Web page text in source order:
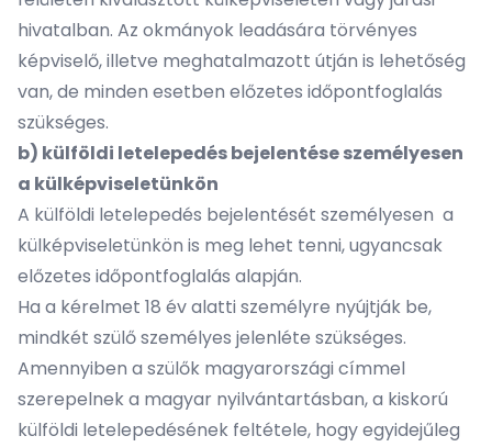
hivatalban. Az okmányok leadására törvényes
képviselő, illetve meghatalmazott útján is lehetőség
van, de minden esetben előzetes időpontfoglalás
szükséges.
b) külföldi letelepedés bejelentése személyesen
a külképviseletünkön
A külföldi letelepedés bejelentését személyesen a
külképviseletünkön is meg lehet tenni, ugyancsak
előzetes időpontfoglalás alapján.
Ha a kérelmet 18 év alatti személyre nyújtják be,
mindkét szülő személyes jelenléte szükséges.
Amennyiben a szülők magyarországi címmel
szerepelnek a magyar nyilvántartásban, a kiskorú
külföldi letelepedésének feltétele, hogy egyidejűleg